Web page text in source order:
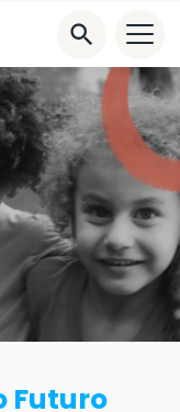
Futuro